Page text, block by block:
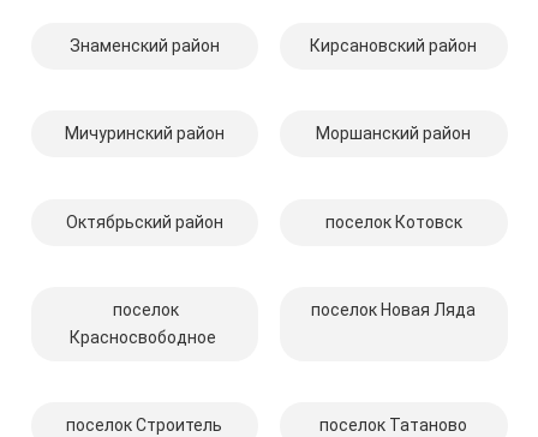
Знаменский район Кирсановский район
Мичуринский район Моршанский район
Октябрьский район поселок Котовск
поселок
Красносвободное
поселок Новая Ляда
поселок Строитель поселок Татаново